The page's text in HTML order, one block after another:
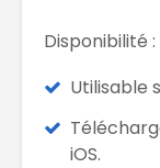
Disponibilité :
Utilisable
iOS.